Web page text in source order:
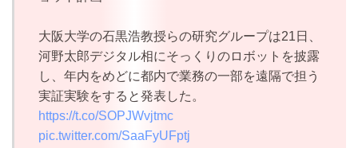
大阪大学の石黒浩教授らの研究グループは21日、
河野太郎デジタル相にそっくりのロボットを披露
し、年内をめどに都内で業務の一部を遠隔で担う
実証実験をすると発表した。
https://t.co/SOPJWvjtmc
pic.twitter.com/SaaFyUFptj